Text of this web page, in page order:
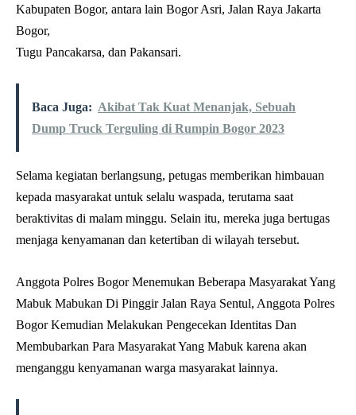
Kabupaten Bogor, antara lain Bogor Asri, Jalan Raya Jakarta
Bogor,
Tugu Pancakarsa, dan Pakansari.
Baca Juga: Akibat Tak Kuat Menanjak, Sebuah
Dump Truck Terguling di Rumpin Bogor 2023
Selama kegiatan berlangsung, petugas memberikan himbauan
kepada masyarakat untuk selalu waspada, terutama saat
beraktivitas di malam minggu. Selain itu, mereka juga bertugas
menjaga kenyamanan dan ketertiban di wilayah tersebut.
Anggota Polres Bogor Menemukan Beberapa Masyarakat Yang
Mabuk Mabukan Di Pinggir Jalan Raya Sentul, Anggota Polres
Bogor Kemudian Melakukan Pengecekan Identitas Dan
Membubarkan Para Masyarakat Yang Mabuk karena akan
menganggu kenyamanan warga masyarakat lainnya.